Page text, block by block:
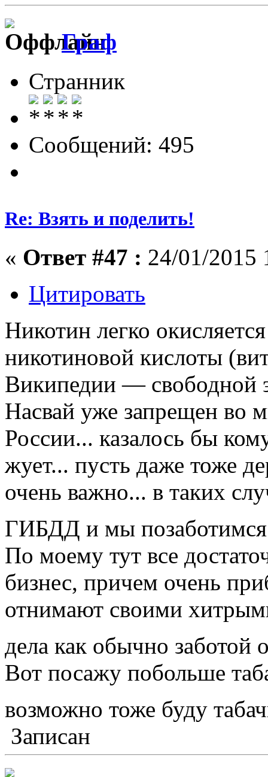
Граф
Странник
Сообщений: 495
Re: Взять и поделить!
« Ответ #47 : 24/01/2015
Цитировать
Никотин легко
никотиновой кислоты
Википедии — свободной
Насвай уже запрещен во
России... казалось бы
жует... пусть даже тоже
очень важно... в таких
ГИБДД и мы
По моему тут все
бизнес, причем очень
отнимают своими
дела как обычно
Вот посажу побольше
возможно тоже буду
Записан